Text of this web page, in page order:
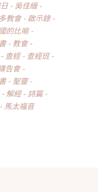
吳佳縉
教會
啟示錄
的比喻
教會
查經
查經班
告會
聖靈
解經
詩篇
馬太福音